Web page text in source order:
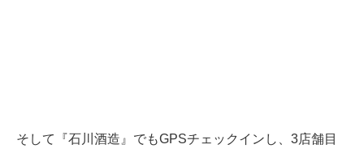
そして『石川酒造』でもGPSチェックインし、3店舗目